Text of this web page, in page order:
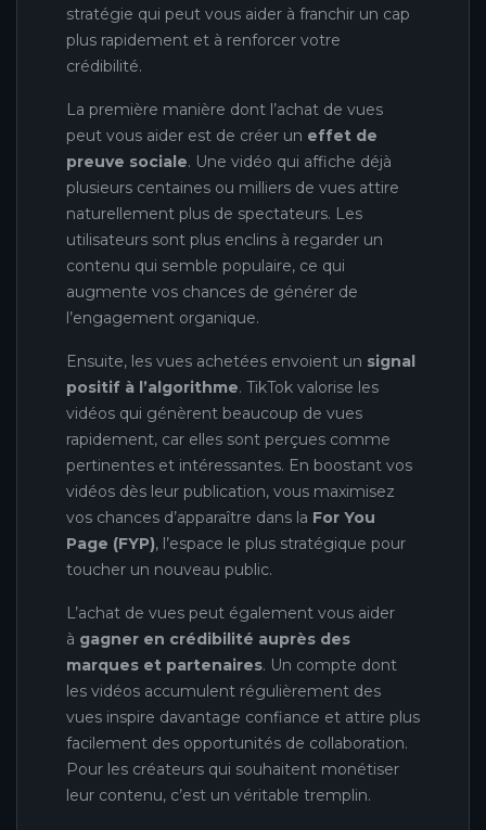
stratégie qui peut vous aider à franchir un cap
plus rapidement et à renforcer votre
crédibilité.
La première manière dont l’achat de vues
peut vous aider est de créer un effet de
preuve sociale. Une vidéo qui affiche déjà
plusieurs centaines ou milliers de vues attire
naturellement plus de spectateurs. Les
utilisateurs sont plus enclins à regarder un
contenu qui semble populaire, ce qui
augmente vos chances de générer de
l’engagement organique.
Ensuite, les vues achetées envoient un signal
positif à l’algorithme. TikTok valorise les
vidéos qui génèrent beaucoup de vues
rapidement, car elles sont perçues comme
pertinentes et intéressantes. En boostant vos
vidéos dès leur publication, vous maximisez
vos chances d’apparaître dans la For You
Page (FYP), l’espace le plus stratégique pour
toucher un nouveau public.
L’achat de vues peut également vous aider
à gagner en crédibilité auprès des
marques et partenaires. Un compte dont
les vidéos accumulent régulièrement des
vues inspire davantage confiance et attire plus
facilement des opportunités de collaboration.
Pour les créateurs qui souhaitent monétiser
leur contenu, c’est un véritable tremplin.